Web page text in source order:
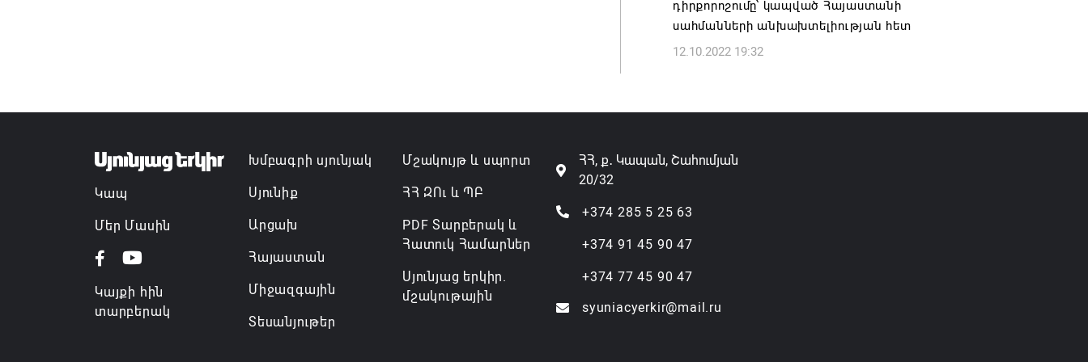
դիրքորոշումը՝ կապված Հայաստանի
սահմանների անխախտելիության հետ
12.10.2022 19:32
Կապ
Մեր Մասին
Կայքի հին
տարբերակ
Խմբագրի սյունյակ
Սյունիք
Արցախ
Հայաստան
Միջազգային
Տեսանյութեր
Մշակույթ և սպորտ
ՀՀ ԶՈւ և ՊԲ
PDF Տարբերակ և
Հատուկ Համարներ
Սյունյաց երկիր.
մշակութային
ՀՀ, ք․ Կապան, Շահումյան
20/32
+374 285 5 25 63
+374 91 45 90 47
+374 77 45 90 47
syuniacyerkir@mail.ru